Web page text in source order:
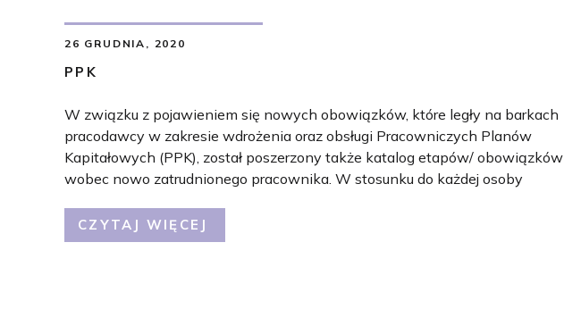
CZYTAJ WIĘCEJ
W związku z pojawieniem się nowych obowiązków, które legły na barkach
pracodawcy w zakresie wdrożenia oraz obsługi Pracowniczych Planów
Kapitałowych (PPK), został poszerzony także katalog etapów/ obowiązków
wobec nowo zatrudnionego pracownika. W stosunku do każdej osoby
zależności od wieku automatycznie albo na swój wniosek […]
PPK
26 GRUDNIA, 2020